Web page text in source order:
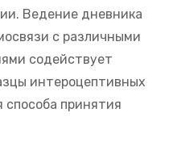
Ведение дневника
с различными
содействует
интероцептивных
способа принятия